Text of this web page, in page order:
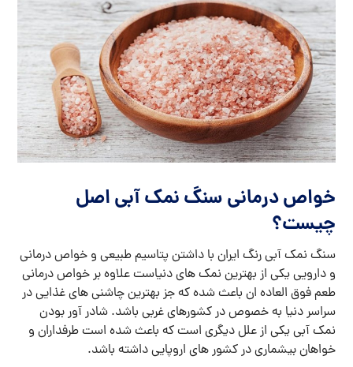
خواص درمانی سنگ نمک آبی اصل
چیست؟
سنگ نمک آبی رنگ ایران با داشتن پتاسیم طبیعی و خواص درمانی
و دارویی یکی از بهترین نمک های دنیاست علاوه بر خواص درمانی
طعم فوق العاده ان باعث شده که جز بهترین چاشنی های غذایی در
سراسر دنیا به خصوص در کشورهای غربی باشد. شادر آور بودن
نمک آبی یکی از علل دیگری است که باعث شده است طرفداران و
خواهان بیشماری در کشور های اروپایی داشته باشد.